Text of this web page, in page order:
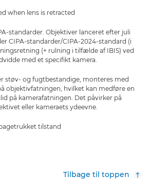
when lens is retracted
standarder. Objektiver lanceret efter juli
CIPA-standarder/CIPA-2024-standard (i
(+ rulning i tilfælde af IBIS) ved
med et specifikt kamera.
støv- og fugtbestandige, monteres med
objektivfatningen, hvilket kan medføre en
på kamerafatningen. Det påvirker på
eller kameraets ydeevne.
tilstand
Tilbage til toppen